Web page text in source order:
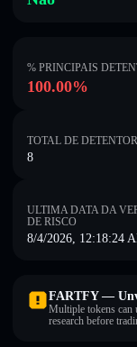
% PRINCIPAIS
100.00%
TOTAL DE
8
ULTIMA DATA DA
DE RISCO
8/4/2026, 12:18:24
FARTFY —
Multiple tokens can
research before